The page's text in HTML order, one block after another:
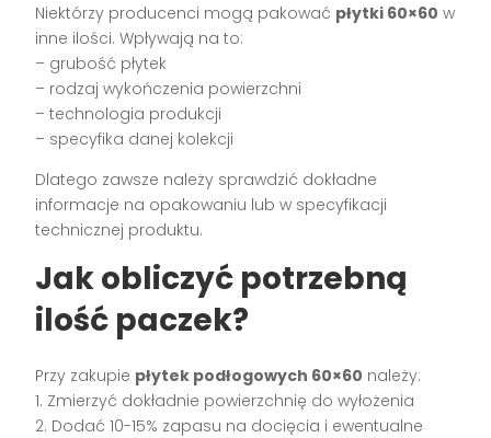
Niektórzy producenci mogą pakować płytki 60×60 w
inne ilości. Wpływają na to:
– grubość płytek
– rodzaj wykończenia powierzchni
– technologia produkcji
– specyfika danej kolekcji
Dlatego zawsze należy sprawdzić dokładne
informacje na opakowaniu lub w specyfikacji
technicznej produktu.
Jak obliczyć potrzebną
ilość paczek?
Przy zakupie płytek podłogowych 60×60 należy:
1. Zmierzyć dokładnie powierzchnię do wyłożenia
2. Dodać 10-15% zapasu na docięcia i ewentualne